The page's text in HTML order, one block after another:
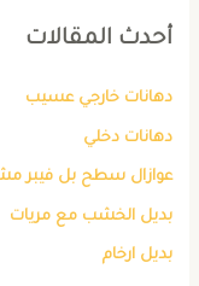
أحدث المقالات
دهانات خارجي عسيب
دهانات دخلي
عوازال سطح بل فيبر مش
بديل الخشب مع مريات
بديل ارخام